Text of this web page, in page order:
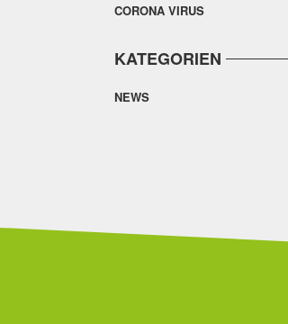
CORONA VIRUS
KATEGORIEN
NEWS